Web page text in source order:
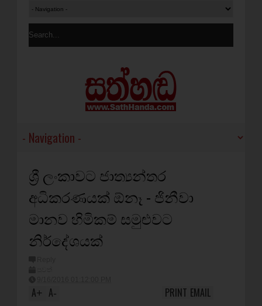
ශ්‍රී ලංකාවට ජාත්‍යන්තර
අධිකරණයක්‌ ඕනෑ - ජිනීවා
මානව හිමිකම් සමුළුවට
නිර්දේශයක්
A+ A- EMAIL
PRINT